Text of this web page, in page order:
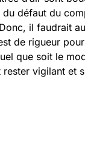
du défaut du
il faudrait
de rigueur
que soit le
vigilant et